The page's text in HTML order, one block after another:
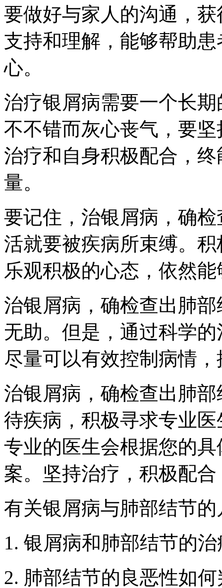
要做好与家人的沟通，
支持和理解，能够帮助
心。
治疗银屑病需要一个长
不不错而灰心丧气，要
治疗和自身积极配合，
量。
要记住，治银屑病，确
活就要被疾病所束缚。
乐观积极的心态，依然
治银屑病，确检查出肺
无助。但是，通过科学
尽量可以有效控制病情
治银屑病，确检查出肺
待疾病，积极寻求专业
专业的医生会根据您的
案。坚持治疗，积极配
有关银屑病与肺部结节
1. 银屑病和肺部结节的
2. 肺部结节的良恶性如